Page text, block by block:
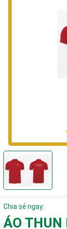
Chia sẻ ngay:
ÁO THUN